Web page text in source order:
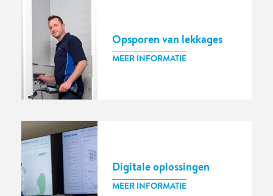
Opsporen van lekkages
MEER INFORMATIE
Digitale oplossingen
MEER INFORMATIE